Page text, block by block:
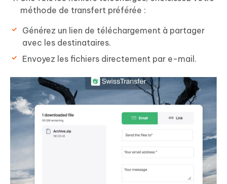
méthode de transfert préférée :
Générez un lien de téléchargement à partager
avec les destinataires.
Envoyez les fichiers directement par e-mail.